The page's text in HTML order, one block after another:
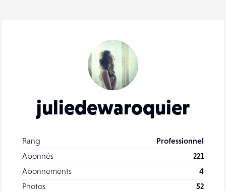
juliedewaroquier
Rang
Professionnel
Abonnés
221
Abonnements
4
Photos
52